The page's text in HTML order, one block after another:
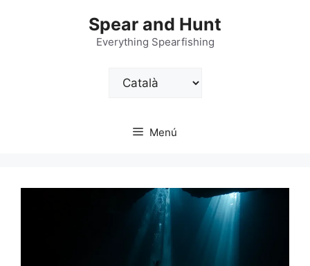
Spear and Hunt
Everything Spearfishing
Trieu
Menú